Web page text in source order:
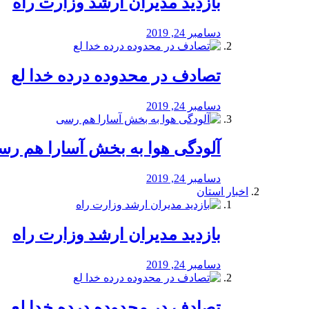
دسامبر 24, 2019
تصادف در محدوده درده خدا لع
دسامبر 24, 2019
آلودگی هوا به بخش آسارا هم
دسامبر 24, 2019
اخبار استان
بازدید مدیران ارشد وزارت راه
دسامبر 24, 2019